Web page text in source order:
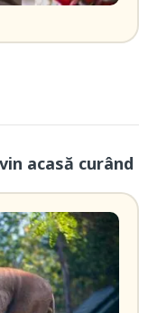
acasă curând